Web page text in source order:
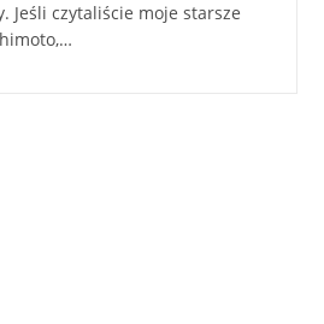
Jeśli czytaliście moje starsze